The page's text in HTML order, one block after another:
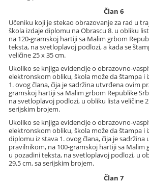
Član 6
Učeniku koji je stekao obrazovanje za rad u
škola izdaje diplomu na Obrascu 8. u obliku
na 120-gramskoj hartiji sa Malim grbom
teksta, na svetloplavoj podlozi, a kada se
veličine 25 x 35 cm.
Ukoliko se knjiga evidencije o obrazovno-
elektronskom obliku, škola može da štampa i
1. ovog člana, čija je sadržina utvrđena ovim
gramskoj hartiji sa Malim grbom Republike
na svetloplavoj podlozi, u obliku lista veličine
serijskim brojem.
Ukoliko se knjiga evidencije o obrazovno-
elektronskom obliku, škola može da štampa i
diplomu iz stava 1. ovog člana, čija je
pravilnikom, na 100-gramskoj hartiji sa Malim
u pozadini teksta, na svetloplavoj podlozi, u
29,5 cm, sa serijskim brojem.
Član 7